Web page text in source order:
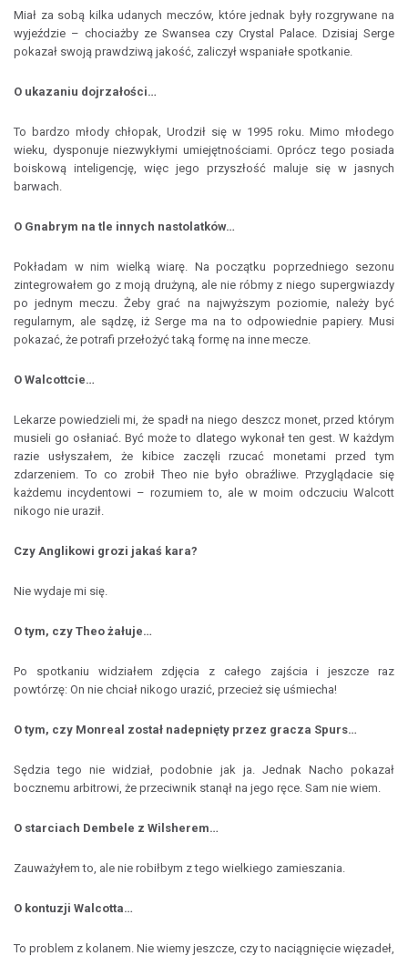
Miał za sobą kilka udanych meczów, które jednak były rozgrywane na
wyjeździe – chociażby ze Swansea czy Crystal Palace. Dzisiaj Serge
pokazał swoją prawdziwą jakość, zaliczył wspaniałe spotkanie.
O ukazaniu dojrzałości…
To bardzo młody chłopak, Urodził się w 1995 roku. Mimo młodego
wieku, dysponuje niezwykłymi umiejętnościami. Oprócz tego posiada
boiskową inteligencję, więc jego przyszłość maluje się w jasnych
barwach.
O Gnabrym na tle innych nastolatków…
Pokładam w nim wielką wiarę. Na początku poprzedniego sezonu
zintegrowałem go z moją drużyną, ale nie róbmy z niego supergwiazdy
po jednym meczu. Żeby grać na najwyższym poziomie, należy być
regularnym, ale sądzę, iż Serge ma na to odpowiednie papiery. Musi
pokazać, że potrafi przełożyć taką formę na inne mecze.
O Walcottcie…
Lekarze powiedzieli mi, że spadł na niego deszcz monet, przed którym
musieli go osłaniać. Być może to dlatego wykonał ten gest. W każdym
razie usłyszałem, że kibice zaczęli rzucać monetami przed tym
zdarzeniem. To co zrobił Theo nie było obraźliwe. Przyglądacie się
każdemu incydentowi – rozumiem to, ale w moim odczuciu Walcott
nikogo nie uraził.
Czy Anglikowi grozi jakaś kara?
Nie wydaje mi się.
O tym, czy Theo żałuje…
Po spotkaniu widziałem zdjęcia z całego zajścia i jeszcze raz
powtórzę: On nie chciał nikogo urazić, przecież się uśmiecha!
O tym, czy Monreal został nadepnięty przez gracza Spurs…
Sędzia tego nie widział, podobnie jak ja. Jednak Nacho pokazał
bocznemu arbitrowi, że przeciwnik stanął na jego ręce. Sam nie wiem.
O starciach Dembele z Wilsherem…
Zauważyłem to, ale nie robiłbym z tego wielkiego zamieszania.
O kontuzji Walcotta…
To problem z kolanem. Nie wiemy jeszcze, czy to naciągnięcie więzadeł,